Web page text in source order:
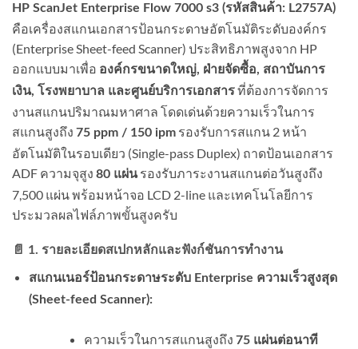
HP ScanJet Enterprise Flow 7000 s3 (รหัสสินค้า: L2757A)
คือเครื่องสแกนเอกสารป้อนกระดาษอัตโนมัติระดับองค์กร
(Enterprise Sheet-feed Scanner) ประสิทธิภาพสูงจาก HP
ออกแบบมาเพื่อ องค์กรขนาดใหญ่, ฝ่ายจัดซื้อ, สถาบันการ
เงิน, โรงพยาบาล และศูนย์บริการเอกสารที่ต้องการจัดการ
งานสแกนปริมาณมหาศาล โดดเด่นด้วยความเร็วในการ
สแกนสูงถึง 75 ppm / 150 ipm รองรับการสแกน 2 หน้า
อัตโนมัติในรอบเดียว (Single-pass Duplex) ถาดป้อนเอกสาร
ADF ความจุสูง 80 แผ่นรองรับภาระงานสแกนต่อวันสูงถึง
7,500 แผ่น พร้อมหน้าจอ LCD 2-line และเทคโนโลยีการ
ประมวลผลไฟล์ภาพขั้นสูงครับ
📄 1. รายละเอียดสเปกหลักและฟังก์ชันการทำงาน
สแกนเนอร์ป้อนกระดาษระดับ Enterprise ความเร็วสูงสุด
(Sheet-feed Scanner):
ความเร็วในการสแกนสูงถึง 75 แผ่นต่อนาที